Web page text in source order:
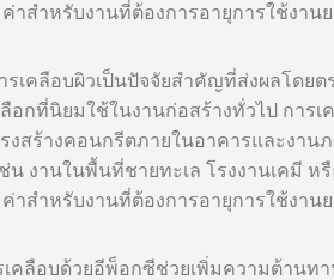
สำหรับงานที่ต้องการอายุการใช้งาน
รเคลือบผิวเป็นปัจจัยสำคัญที่ส่งผลโด
อกที่นิยมใช้ในงานก่อสร้างทั่วไป การ
งสร้างคอนกรีตภายในอาคารและงา
งานในพื้นที่ชายทะเล โรงงานเคมี ห
สำหรับงานที่ต้องการอายุการใช้งาน
เคลือบด้วยอีพ็อกซีช่วยเพิ่มความต้าน